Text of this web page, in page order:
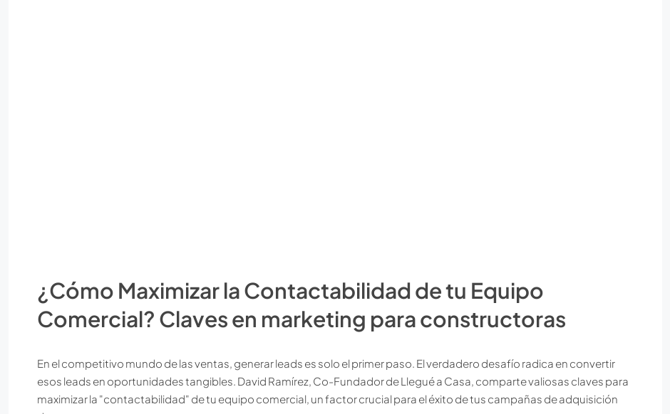
¿Cómo Maximizar la Contactabilidad de tu Equipo
Comercial? Claves en marketing para constructoras
En el competitivo mundo de las ventas, generar leads es solo el primer paso. El verdadero desafío radica en convertir
esos leads en oportunidades tangibles. David Ramírez, Co-Fundador de Llegué a Casa, comparte valiosas claves para
maximizar la "contactabilidad" de tu equipo comercial, un factor crucial para el éxito de tus campañas de adquisición